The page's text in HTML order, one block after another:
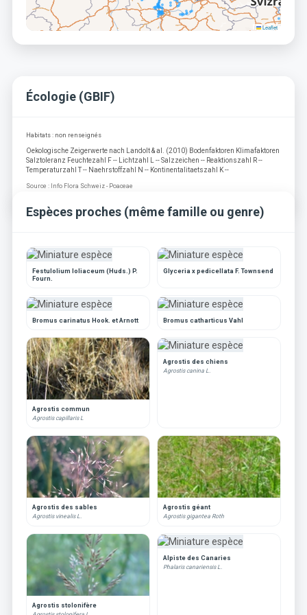
Leaflet
Écologie (GBIF)
Habitats : non renseignés
Oekologische Zeigerwerte nach Landolt & al. (2010) Bodenfaktoren Klimafaktoren
Salztoleranz Feuchtezahl F -- Lichtzahl L -- Salzzeichen -- Reaktionszahl R --
Temperaturzahl T -- Naehrstoffzahl N -- Kontinentalitaetszahl K --
Source : Info Flora Schweiz - Poaceae
Espèces proches (même famille ou genre)
Festulolium loliaceum (Huds.) P.
Fourn.
Glyceria x pedicellata F. Townsend
Bromus carinatus Hook. et Arnott Bromus catharticus Vahl
Agrostis commun
Agrostis capillaris L
Agrostis des chiens
Agrostis canina L.
Agrostis des sables
Agrostis vinealis L.
Agrostis géant
Agrostis gigantea Roth
Agrostis stolonifère
Alpiste des Canaries
Phalaris canariensis L.